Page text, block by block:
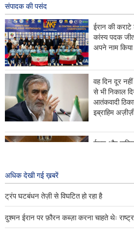
ईरान के विज्ञान, अनुसंधान और प्रौद्योगिकी मंत्री
हिकमा के प्रमुख से मुलाक़ात और बातचीत की।
दुश्मन ईरान पर फ़ौरन कब्ज़ा करना चाहते थेः
डोनाल्ड ट्रंप हथियारों और मिसाइलों की कमी के
तुर्किये के विदेश मंत्री ने ज़ायोनी शासन पर ग़ाज़ा
के प्रयासों में बाधा डालने का आरोप लगाया।
संपादक की पसंद
ईरान की
कांस्य पदक
अपने नाम किया
वह दिन दूर
से भी निकाल
आतंकवादी
इब्राहिम
ईरान और
अधिक देखी गई ख़बरें
ट्रंप घटबंधन तेज़ी से विघटित हो रहा है
दुश्मन ईरान पर फ़ौरन कब्ज़ा करना चाहते थेः